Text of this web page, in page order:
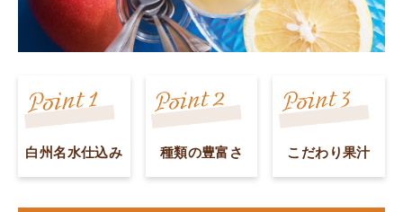
白州名水仕込み 種類の豊富さ こだわり果汁